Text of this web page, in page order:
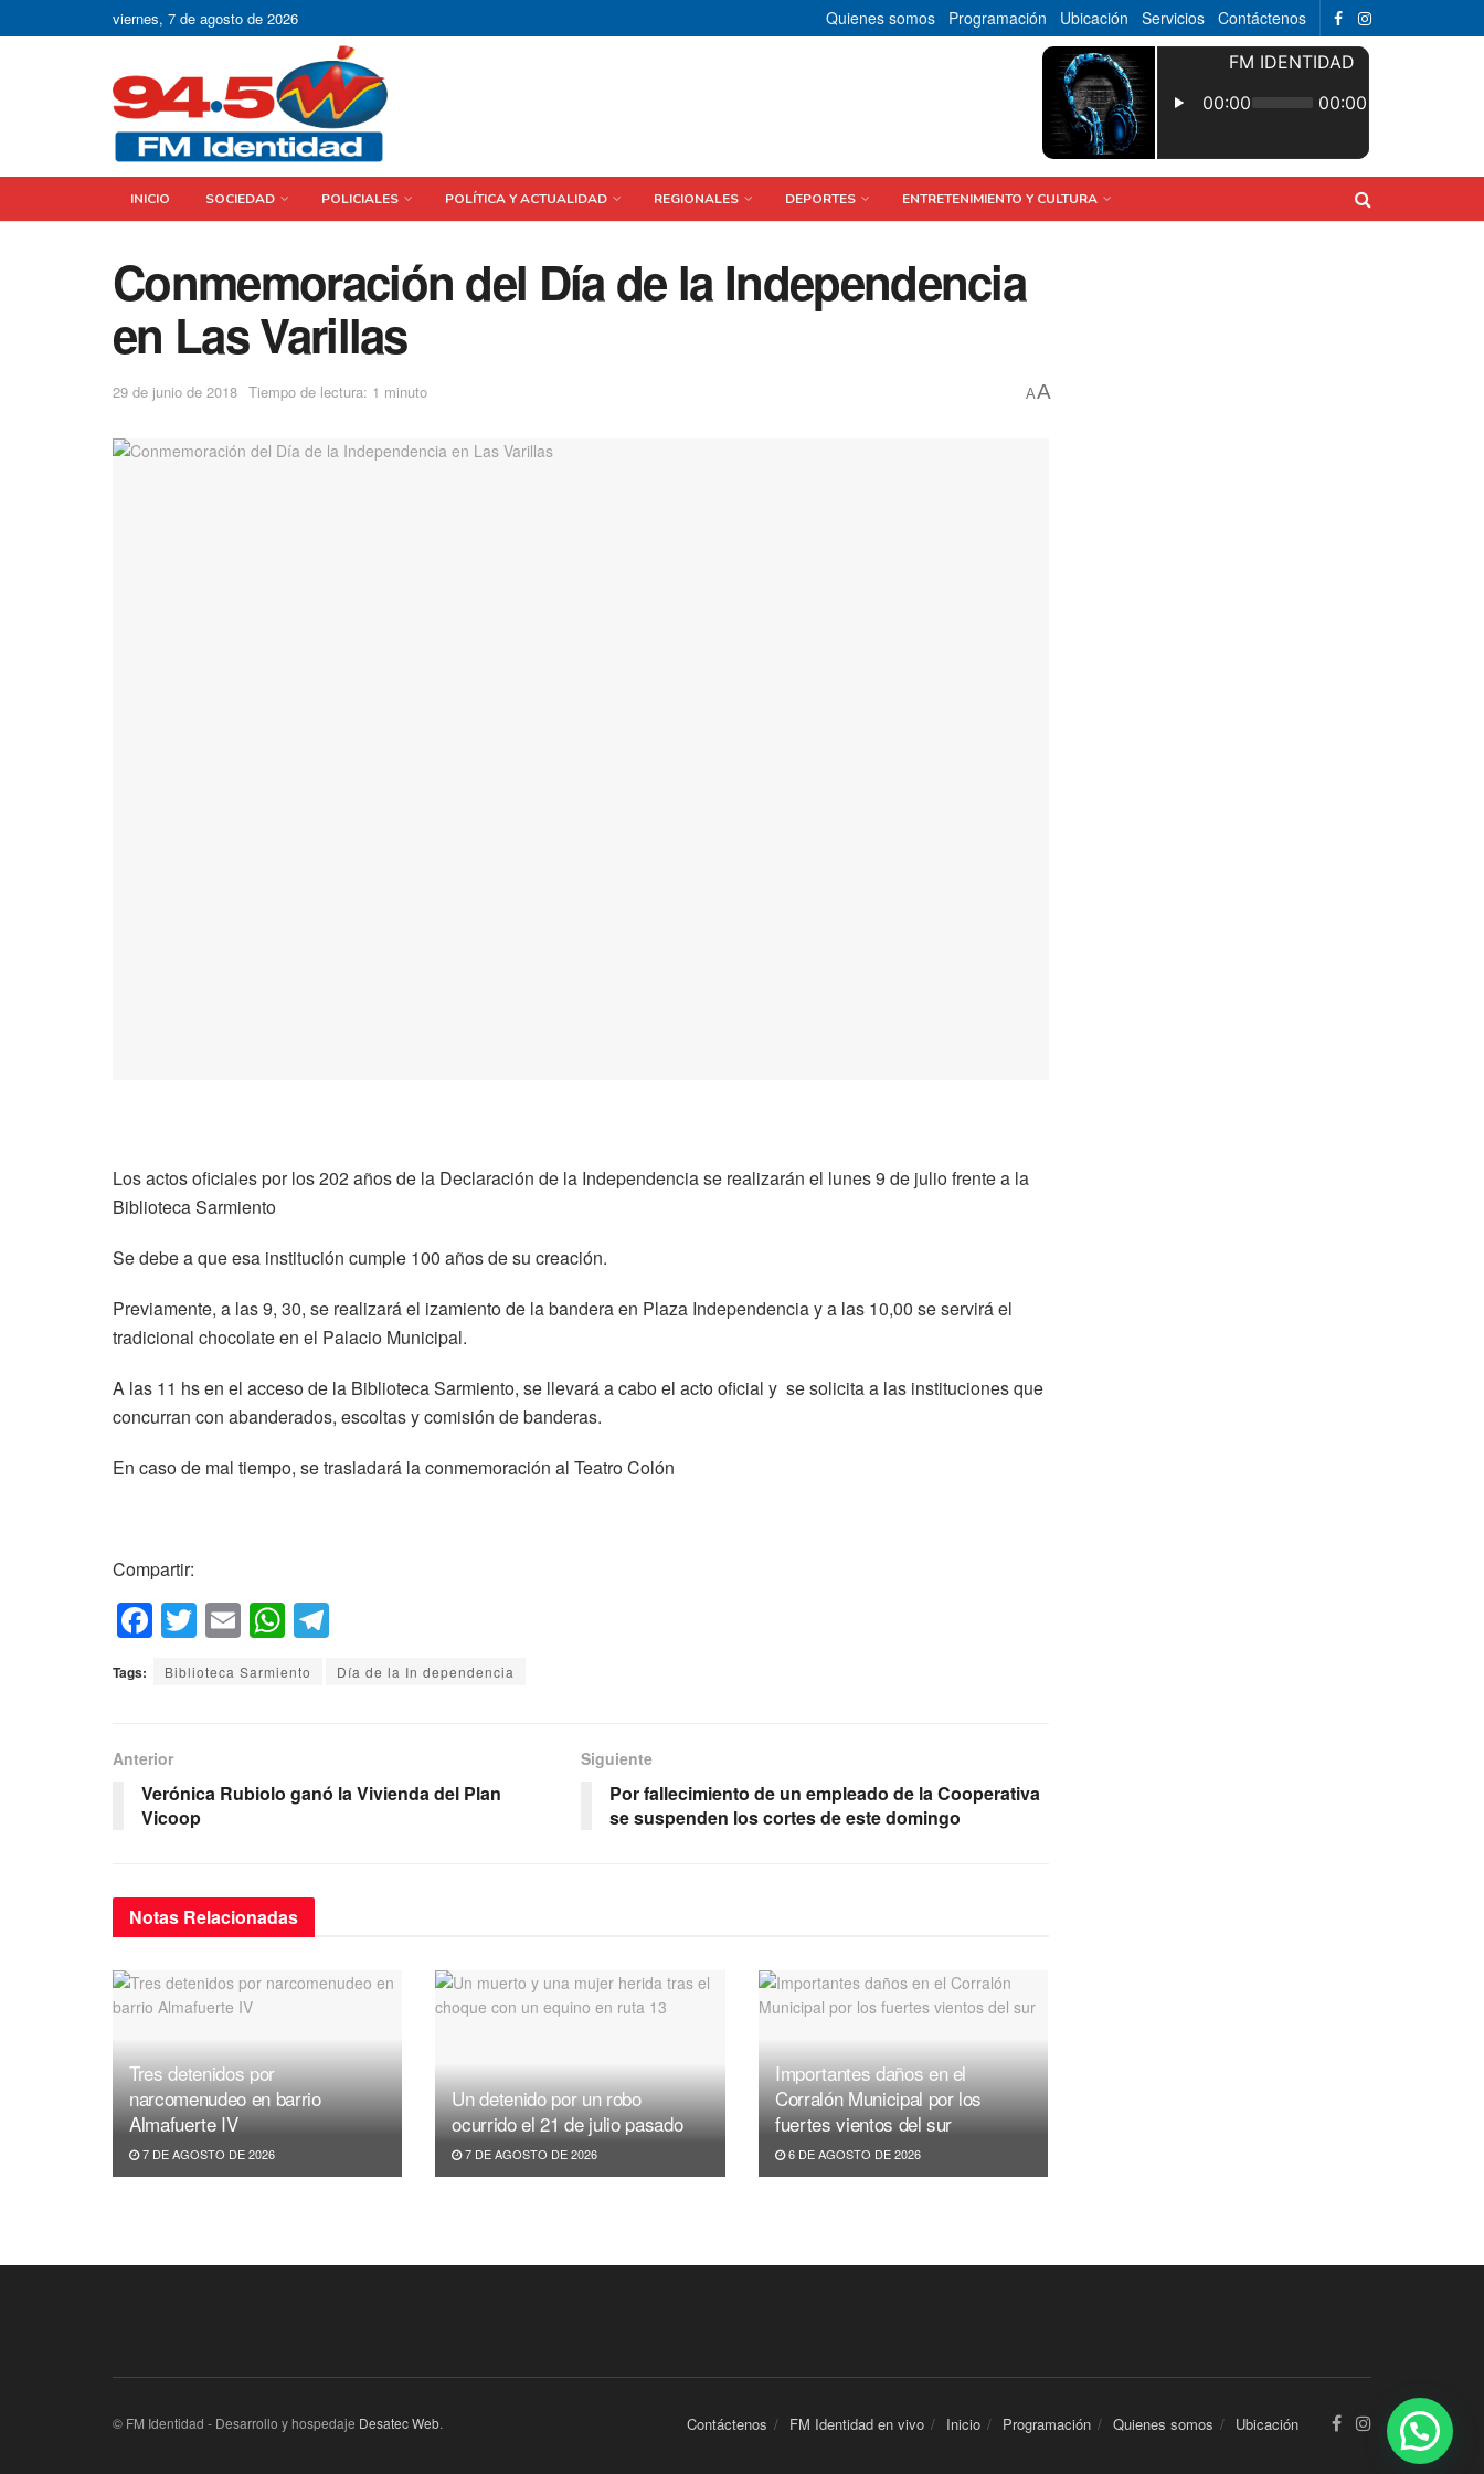
viernes, 7 de agosto de 2026 Quienes somos Programación Ubicación Servicios Contáctenos
INICIO SOCIEDAD POLICIALES POLÍTICA Y ACTUALIDAD REGIONALES DEPORTES ENTRETENIMIENTO Y CULTURA
Conmemoración del Día de la Independencia
en Las Varillas
29 de junio de 2018 Tiempo de lectura: 1 minuto AA
Los actos oficiales por los 202 años de la Declaración de la Independencia se realizarán el lunes 9 de julio frente a la
Biblioteca Sarmiento
Se debe a que esa institución cumple 100 años de su creación.
Previamente, a las 9, 30, se realizará el izamiento de la bandera en Plaza Independencia y a las 10,00 se servirá el
tradicional chocolate en el Palacio Municipal.
A las 11 hs en el acceso de la Biblioteca Sarmiento, se llevará a cabo el acto oficial y se solicita a las instituciones que
concurran con abanderados, escoltas y comisión de banderas.
En caso de mal tiempo, se trasladará la conmemoración al Teatro Colón
Compartir:
F
a
c
b
o
o
T
wi
tt
E
m
ail
W
h
at
p
el
e
m
Tags: Biblioteca Sarmiento Día de la In dependencia
Anterior
Verónica Rubiolo ganó la Vivienda del Plan
Vicoop
Siguiente
Por fallecimiento de un empleado de la Cooperativa
se suspenden los cortes de este domingo
Notas Relacionadas
Tres detenidos por
narcomenudeo en barrio
Almafuerte IV
7 DE AGOSTO DE 2026
Un detenido por un robo
ocurrido el 21 de julio pasado
7 DE AGOSTO DE 2026
Importantes daños en el
Corralón Municipal por los
fuertes vientos del sur
6 DE AGOSTO DE 2026
Contáctenos FM Identidad en vivo Inicio Programación Quienes somos Ubicación
© FM Identidad - Desarrollo y hospedaje Desatec Web.